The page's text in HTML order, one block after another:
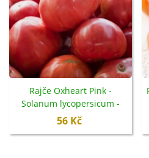
Rajče Oxheart Pink -
Solanum lycopersicum -
semena - 5 ks
56 Kč